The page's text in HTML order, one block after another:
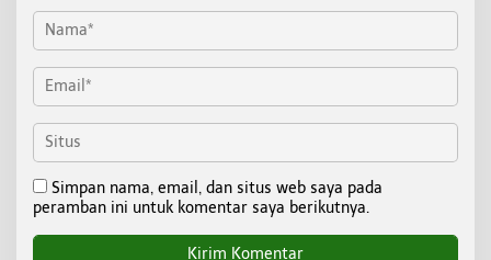
Simpan nama, email, dan situs web saya pada
peramban ini untuk komentar saya berikutnya.